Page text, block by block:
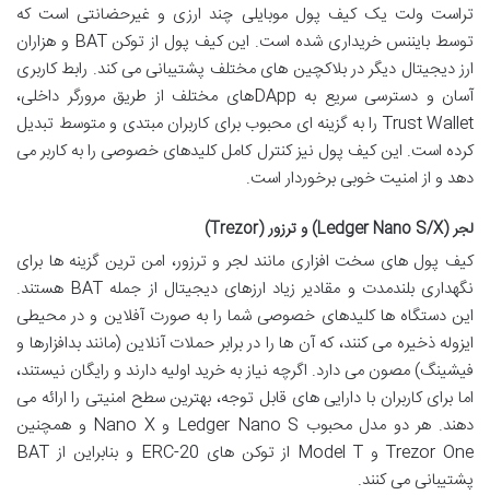
تراست ولت یک کیف پول موبایلی چند ارزی و غیرحضانتی است که
توسط بایننس خریداری شده است. این کیف پول از توکن BAT و هزاران
ارز دیجیتال دیگر در بلاکچین های مختلف پشتیبانی می کند. رابط کاربری
آسان و دسترسی سریع به DAppهای مختلف از طریق مرورگر داخلی،
Trust Wallet را به گزینه ای محبوب برای کاربران مبتدی و متوسط تبدیل
کرده است. این کیف پول نیز کنترل کامل کلیدهای خصوصی را به کاربر می
دهد و از امنیت خوبی برخوردار است.
لجر (Ledger Nano S/X) و ترزور (Trezor)
کیف پول های سخت افزاری مانند لجر و ترزور، امن ترین گزینه ها برای
نگهداری بلندمدت و مقادیر زیاد ارزهای دیجیتال از جمله BAT هستند.
این دستگاه ها کلیدهای خصوصی شما را به صورت آفلاین و در محیطی
ایزوله ذخیره می کنند، که آن ها را در برابر حملات آنلاین (مانند بدافزارها و
فیشینگ) مصون می دارد. اگرچه نیاز به خرید اولیه دارند و رایگان نیستند،
اما برای کاربران با دارایی های قابل توجه، بهترین سطح امنیتی را ارائه می
دهند. هر دو مدل محبوب Ledger Nano S و Nano X و همچنین
Trezor One و Model T از توکن های ERC-20 و بنابراین از BAT
پشتیبانی می کنند.